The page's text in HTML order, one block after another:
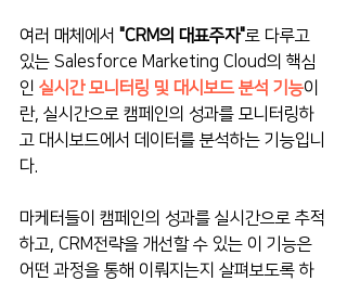
여러 매체에서 "CRM의 대표주자"로 다루고
있는 Salesforce Marketing Cloud의 핵심
인 실시간 모니터링 및 대시보드 분석 기능이
란, 실시간으로 캠페인의 성과를 모니터링하
고 대시보드에서 데이터를 분석하는 기능입니
다.
마케터들이 캠페인의 성과를 실시간으로 추적
하고, CRM전략을 개선할 수 있는 이 기능은
어떤 과정을 통해 이뤄지는지 살펴보도록 하